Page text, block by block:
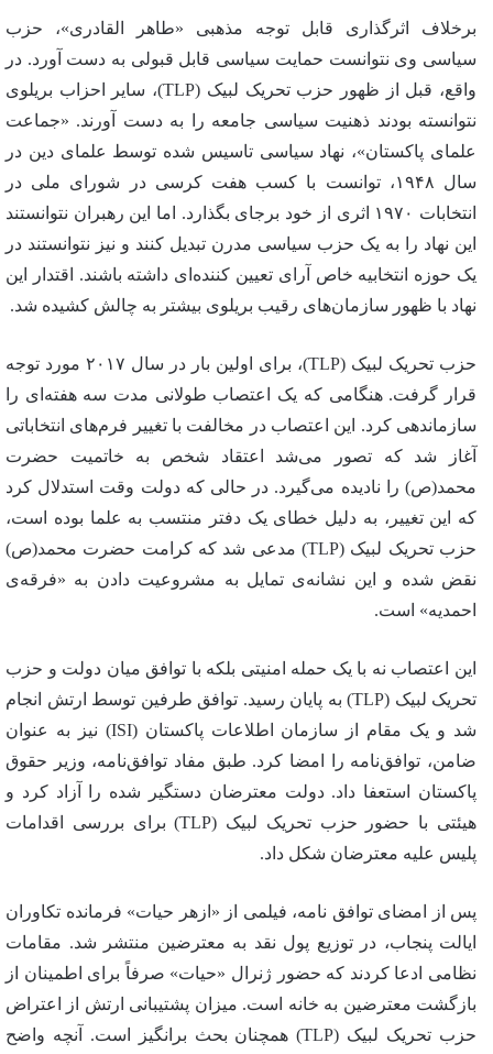
برخلاف اثرگذاری قابل توجه مذهبی «طاهر القادری»، حزب
سیاسی وی نتوانست حمایت سیاسی قابل قبولی به دست آورد. در
واقع، قبل از ظهور حزب تحریک لبیک (TLP)، سایر احزاب بریلوی
نتوانسته بودند ذهنیت سیاسی جامعه را به دست آورند. «جماعت
علمای پاکستان»، نهاد سیاسی تاسیس شده توسط علمای دین در
سال ۱۹۴۸، توانست با کسب هفت کرسی در شورای ملی در
انتخابات ۱۹۷۰ اثری از خود برجای بگذارد. اما این رهبران نتوانستند
این نهاد را به یک حزب سیاسی مدرن تبدیل کنند و نیز نتوانستند در
یک حوزه انتخابیه خاص آرای تعیین کننده‌ای داشته باشند. اقتدار این
نهاد با ظهور سازمان‌های رقیب بریلوی بیشتر به چالش کشیده شد.
حزب تحریک لبیک (TLP)، برای اولین بار در سال ۲۰۱۷ مورد توجه
قرار گرفت. هنگامی که یک اعتصاب طولانی مدت سه هفته‌ای را
سازماندهی کرد. این اعتصاب در مخالفت با تغییر فرم‌های انتخاباتی
آغاز شد که تصور می‌شد اعتقاد شخص به خاتمیت حضرت
محمد(ص) را نادیده می‌گیرد. در حالی که دولت وقت استدلال کرد
که این تغییر، به دلیل خطای یک دفتر منتسب به علما بوده است،
حزب تحریک لبیک (TLP) مدعی شد که کرامت حضرت محمد(ص)
نقض شده و این نشانه‌ی تمایل به مشروعیت دادن به «فرقه‌ی
احمدیه» است.
این اعتصاب نه با یک حمله امنیتی بلکه با توافق میان دولت و حزب
تحریک لبیک (TLP) به پایان رسید. توافق طرفین توسط ارتش انجام
شد و یک مقام از سازمان اطلاعات پاکستان (ISI) نیز به عنوان
ضامن، توافق‌نامه را امضا کرد. طبق مفاد توافق‌نامه، وزیر حقوق
پاکستان استعفا داد. دولت معترضان دستگیر شده را آزاد کرد و
هیئتی با حضور حزب تحریک لبیک (TLP) برای بررسی اقدامات
پلیس علیه معترضان شکل داد.
پس از امضای توافق نامه، فیلمی از «ازهر حیات» فرمانده تکاوران
ایالت پنجاب، در توزیع پول نقد به معترضین منتشر شد. مقامات
نظامی ادعا کردند که حضور ژنرال «حیات» صرفاً برای اطمینان از
بازگشت معترضین به خانه است. میزان پشتیبانی ارتش از اعتراض
حزب تحریک لبیک (TLP) همچنان بحث برانگیز است. آنچه واضح